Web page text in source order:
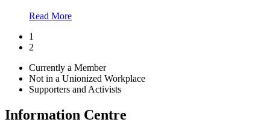
Read More
1
2
Currently a Member
Not in a Unionized Workplace
Supporters and Activists
Information Centre